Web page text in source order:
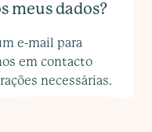
meus dados?
e-mail para
em contacto
necessárias.